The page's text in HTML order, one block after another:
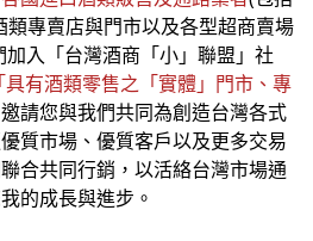
專賣店與門市以及各型超商賣場
入「台灣酒商「小」聯盟」社
「具有酒類零售之「實體」門市、專
請您與我們共同為創造台灣各式
質市場、優質客戶以及更多交易
合共同行銷，以活絡台灣市場通
的成長與進步。